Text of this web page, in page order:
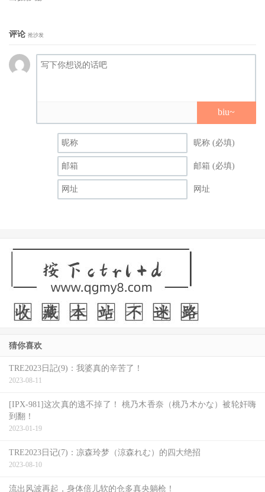
评论 抢沙发
biu~
昵称 (必填)
邮箱 (必填)
网址
猜你喜欢
TRE2023日記(9)：我婆真的辛苦了！
2023-08-11
[IPX-981]这次真的逃不掉了！ 桃乃木香奈（桃乃木かな）被轮奸嗨
到翻！
2023-01-19
TRE2023日记(7)：凉森玲梦（涼森れむ）的四大绝招
2023-08-10
流出风波再起，身体倍儿软的仓多真央躺枪！